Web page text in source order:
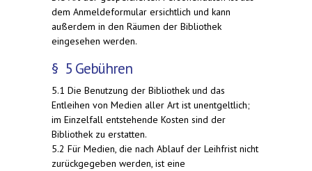
dem Anmeldeformular ersichtlich und kann
außerdem in den Räumen der Bibliothek
eingesehen werden.
§ 5 Gebühren
5.1 Die Benutzung der Bibliothek und das
Entleihen von Medien aller Art ist unentgeltlich;
im Einzelfall entstehende Kosten sind der
Bibliothek zu erstatten.
5.2 Für Medien, die nach Ablauf der Leihfrist nicht
zurückgegeben werden, ist eine